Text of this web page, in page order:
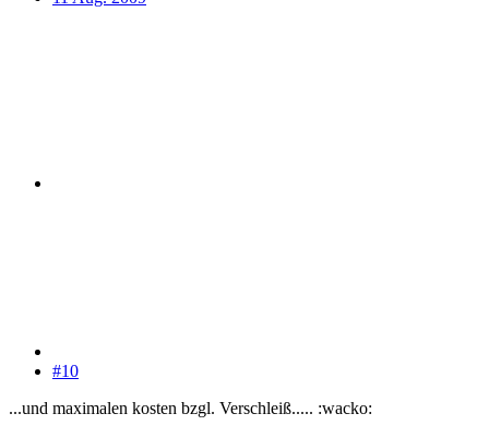
#10
...und maximalen kosten bzgl. Verschleiß..... :wacko: